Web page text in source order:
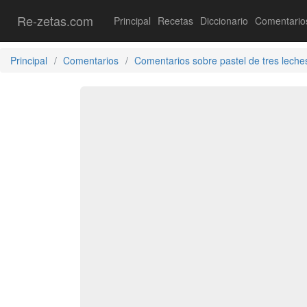
Re-zetas.com Principal Recetas Diccionario
Principal Comentarios Comentarios sobre pastel de tres